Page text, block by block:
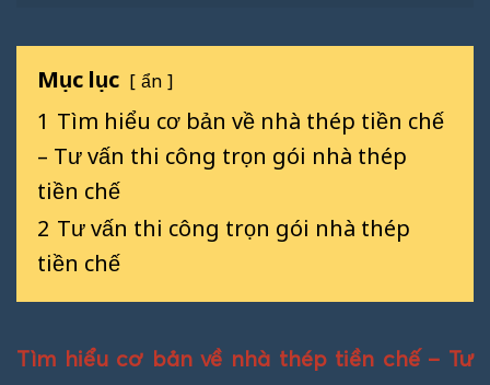
Mục lục ẩn
1 Tìm hiểu cơ bản về nhà thép tiền chế
– Tư vấn thi công trọn gói nhà thép
tiền chế
2 Tư vấn thi công trọn gói nhà thép
tiền chế
Tìm hiểu cơ bản về nhà thép tiền chế – Tư